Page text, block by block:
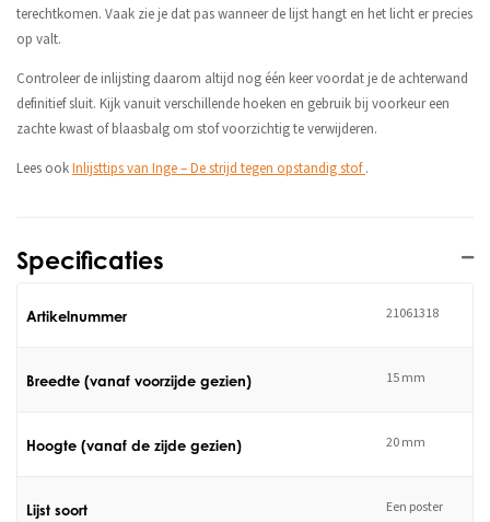
terechtkomen. Vaak zie je dat pas wanneer de lijst hangt en het licht er precies
op valt.
Controleer de inlijsting daarom altijd nog één keer voordat je de achterwand
definitief sluit. Kijk vanuit verschillende hoeken en gebruik bij voorkeur een
zachte kwast of blaasbalg om stof voorzichtig te verwijderen.
Lees ookInlijsttips van Inge – De strijd tegen opstandig stof.
Specificaties
Artikelnummer 21061318
Breedte (vanaf voorzijde gezien) 15 mm
Hoogte (vanaf de zijde gezien) 20 mm
Lijst soort Een poster